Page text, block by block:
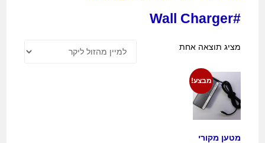
#Wall Charger
מציג תוצאה אחת
מבצע!
מטען מקורי